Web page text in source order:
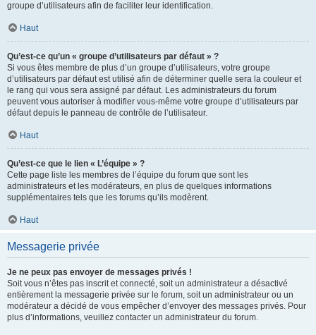
groupe d’utilisateurs afin de faciliter leur identification.
Haut
Qu’est-ce qu’un « groupe d’utilisateurs par défaut » ?
Si vous êtes membre de plus d’un groupe d’utilisateurs, votre groupe
d’utilisateurs par défaut est utilisé afin de déterminer quelle sera la couleur et
le rang qui vous sera assigné par défaut. Les administrateurs du forum
peuvent vous autoriser à modifier vous-même votre groupe d’utilisateurs par
défaut depuis le panneau de contrôle de l’utilisateur.
Haut
Qu’est-ce que le lien « L’équipe » ?
Cette page liste les membres de l’équipe du forum que sont les
administrateurs et les modérateurs, en plus de quelques informations
supplémentaires tels que les forums qu’ils modèrent.
Haut
Messagerie privée
Je ne peux pas envoyer de messages privés !
Soit vous n’êtes pas inscrit et connecté, soit un administrateur a désactivé
entièrement la messagerie privée sur le forum, soit un administrateur ou un
modérateur a décidé de vous empêcher d’envoyer des messages privés. Pour
plus d’informations, veuillez contacter un administrateur du forum.